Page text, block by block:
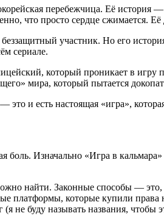
перебежчица. Её история
что просто сердце сжимается.
участник. Но его
сериале.
который проникает в игру
мира, который пытается
это и есть настоящая «игра»,
боль. Изначально «Игра в
найти. Законные способы —
платформы, которые купили
не буду называть названия, чтобы